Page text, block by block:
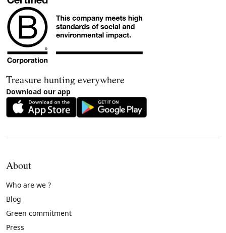
Treasure hunting everywhere
Download our app
About
Who are we ?
Blog
Green commitment
Press